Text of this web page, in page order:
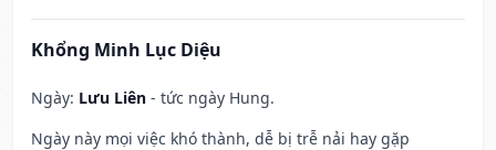
Khổng Minh Lục Diệu
Ngày: Lưu Liên - tức ngày Hung.
Ngày này mọi việc khó thành, dễ bị trễ nải hay gặp